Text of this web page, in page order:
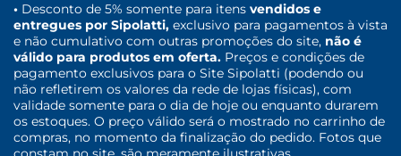
• Desconto de 5% somente para itens vendidos e
entregues por Sipolatti, exclusivo para pagamentos à vista
e não cumulativo com outras promoções do site, não é
válido para produtos em oferta. Preços e condições de
pagamento exclusivos para o Site Sipolatti (podendo ou
não refletirem os valores da rede de lojas físicas), com
validade somente para o dia de hoje ou enquanto durarem
os estoques. O preço válido será o mostrado no carrinho de
compras, no momento da finalização do pedido. Fotos que